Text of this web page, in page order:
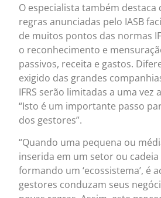
O especialista também destaca
regras anunciadas pelo IASB
de muitos pontos das normas
o reconhecimento e
passivos, receita e gastos.
exigido das grandes
IFRS serão limitadas a uma vez
“Isto é um importante passo
dos gestores”.
“Quando uma pequena ou
inserida em um setor ou cadeia
formando um ‘ecossistema’, é
gestores conduzam seus